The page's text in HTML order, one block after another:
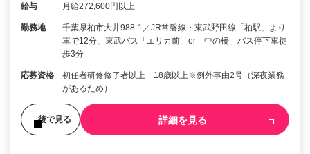
給与 月給272,600円以上
勤務地
千葉県柏市大井988-1／JR常磐線・東武野田線「柏駅」より
車で12分、東武バス「エリカ前」or「中の橋」バス停下車徒
歩3分
応募資格
初任者研修修了者以上 18歳以上※例外事由2号（深夜業務
があるため）
後で見る 詳細を見る